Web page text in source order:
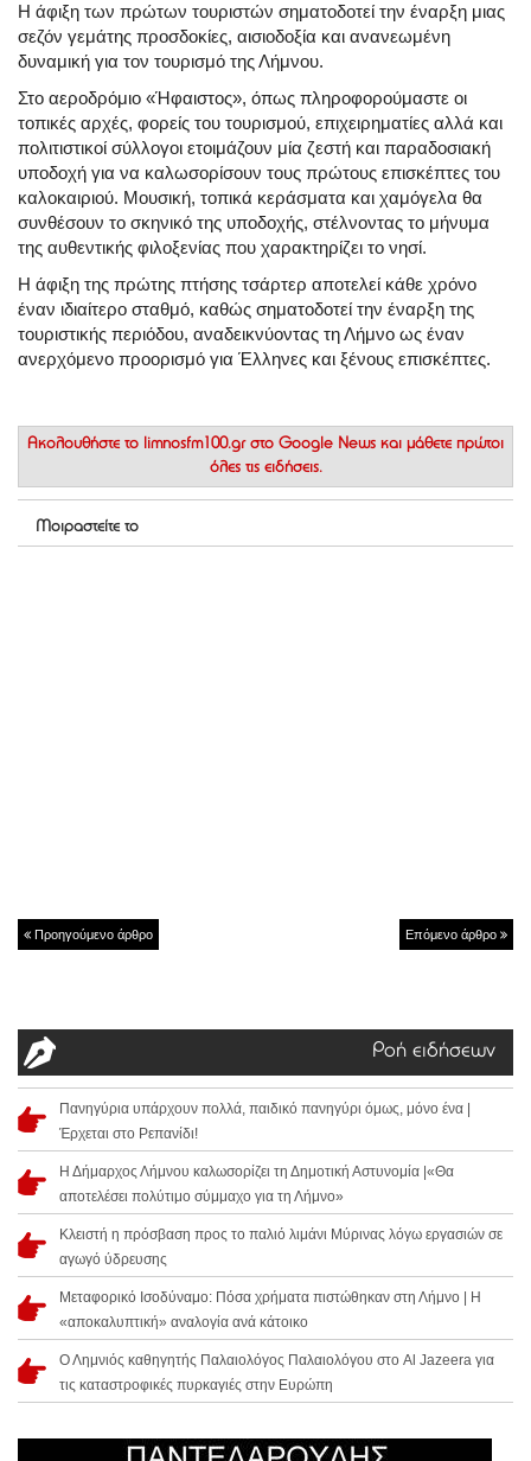
Η άφιξη των πρώτων τουριστών σηματοδοτεί την έναρξη μιας
σεζόν γεμάτης προσδοκίες, αισιοδοξία και ανανεωμένη
δυναμική για τον τουρισμό της Λήμνου.
Στο αεροδρόμιο «Ήφαιστος», όπως πληροφορούμαστε οι
τοπικές αρχές, φορείς του τουρισμού, επιχειρηματίες αλλά και
πολιτιστικοί σύλλογοι ετοιμάζουν μία ζεστή και παραδοσιακή
υποδοχή για να καλωσορίσουν τους πρώτους επισκέπτες του
καλοκαιριού. Μουσική, τοπικά κεράσματα και χαμόγελα θα
συνθέσουν το σκηνικό της υποδοχής, στέλνοντας το μήνυμα
της αυθεντικής φιλοξενίας που χαρακτηρίζει το νησί.
Η άφιξη της πρώτης πτήσης τσάρτερ αποτελεί κάθε χρόνο
έναν ιδιαίτερο σταθμό, καθώς σηματοδοτεί την έναρξη της
τουριστικής περιόδου, αναδεικνύοντας τη Λήμνο ως έναν
ανερχόμενο προορισμό για Έλληνες και ξένους επισκέπτες.
Ακολουθήστε το limnosfm100.gr στο Google News και μάθετε πρώτοι
όλες τις ειδήσεις.
Μοιραστείτε το
Προηγούμενο άρθρο Επόμενο άρθρο
Ροή ειδήσεων
Πανηγύρια υπάρχουν πολλά, παιδικό πανηγύρι όμως, μόνο ένα |
Έρχεται στο Ρεπανίδι!
Η Δήμαρχος Λήμνου καλωσορίζει τη Δημοτική Αστυνομία |«Θα
αποτελέσει πολύτιμο σύμμαχο για τη Λήμνο»
Κλειστή η πρόσβαση προς το παλιό λιμάνι Μύρινας λόγω εργασιών σε
αγωγό ύδρευσης
Μεταφορικό Ισοδύναμο: Πόσα χρήματα πιστώθηκαν στη Λήμνο | Η
«αποκαλυπτική» αναλογία ανά κάτοικο
Ο Λημνιός καθηγητής Παλαιολόγος Παλαιολόγου στο Al Jazeera για
τις καταστροφικές πυρκαγιές στην Ευρώπη